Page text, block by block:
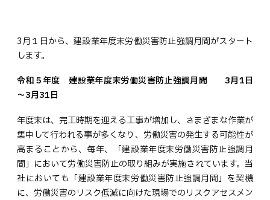
3月１日から、建設業年度末労働災害防止強調月間がスタート
します。
令和５年度 建設業年度末労働災害防止強調月間 3月1日
～3月31日
年度末は、完工時期を迎える工事が増加し、さまざまな作業が
集中して行われる事が多くなり、労働災害の発生する可能性が
高まることから、毎年、「建設業年度末労働災害防止強調月
間」において労働災害防止の取り組みが実施されています。当
社においても「建設業年度末労働災害防止強調月間」を契機
に、労働災害のリスク低減に向けた現場でのリスクアセスメン